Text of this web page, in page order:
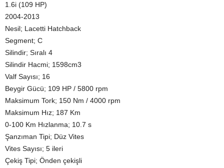
1.6i (109 HP)
2004-2013
Nesil; Lacetti Hatchback
Segment; C
Silindir; Sıralı 4
Silindir Hacmi; 1598cm3
Valf Sayısı; 16
Beygir Gücü; 109 HP / 5800 rpm
Maksimum Tork; 150 Nm / 4000 rpm
Maksimum Hız; 187 Km
0-100 Km Hızlanma; 10.7 s
Şanzıman Tipi; Düz Vites
Vites Sayısı; 5 ileri
Çekiş Tipi; Önden çekişli